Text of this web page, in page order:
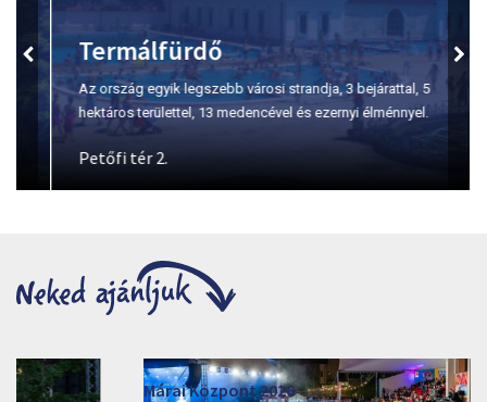
Termálfürdő
Az ország egyik legszebb városi strandja, 3 bejárattal, 5
hektáros területtel, 13 medencével és ezernyi élménnyel.
Petőfi tér 2.
Márai Központ 2026